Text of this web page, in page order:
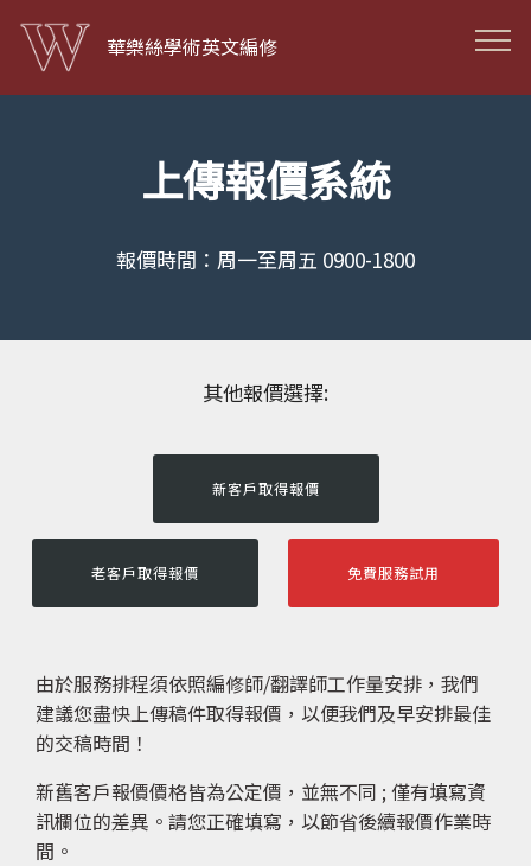
華樂絲學術英文編修
上傳報價系統
報價時間：周一至周五 0900-1800
其他報價選擇:
新客戶取得報價
老客戶取得報價 免費服務試用
由於服務排程須依照編修師/翻譯師工作量安排，我們
建議您盡快上傳稿件取得報價，以便我們及早安排最佳
的交稿時間！
新舊客戶報價價格皆為公定價，並無不同 ; 僅有填寫資
訊欄位的差異。請您正確填寫，以節省後續報價作業時
間。